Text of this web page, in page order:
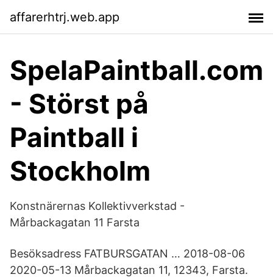
affarerhtrj.web.app
SpelaPaintball.com
- Störst på
Paintball i
Stockholm
Konstnärernas Kollektivverkstad -
Mårbackagatan 11 Farsta
Besöksadress FATBURSGATAN … 2018-08-06
2020-05-13 Mårbackagatan 11, 12343, Farsta.